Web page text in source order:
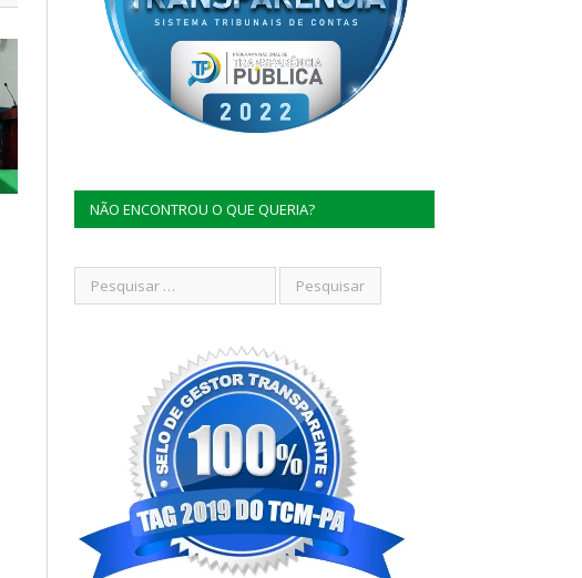
NÃO ENCONTROU O QUE QUERIA?